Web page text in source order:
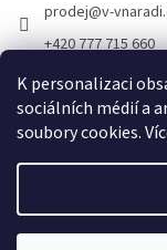
K personalizaci
sociálních médií a
soubory cookies.
prodej@v-
+420 777 715 660
Copyright 2026V-